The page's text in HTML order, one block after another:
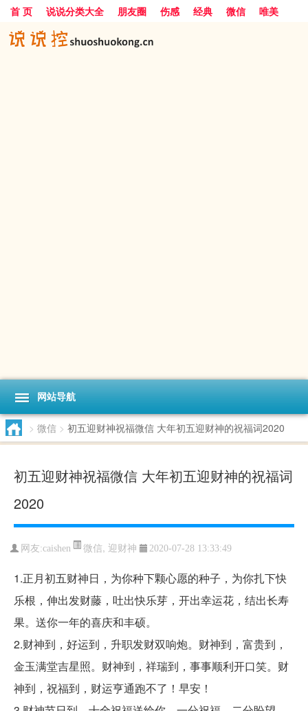
首 页 说说分类大全 朋友圈 伤感 经典 微信
唯美
励志
爱情 搞笑
网站导航
> 微信 > 初五迎财神祝福微信 大年初五迎财神的祝福词2020
初五迎财神祝福微信 大年初五迎财神的祝福词
2020
网友:caishen 微信, 迎财神 2020-07-28 13:33:49
1.正月初五财神日，为你种下颗心愿的种子，为你扎下快
乐根，伸出发财藤，吐出快乐芽，开出幸运花，结出长寿
果。送你一年的喜庆和丰硕。
2.财神到，好运到，升职发财双响炮。财神到，富贵到，
金玉满堂吉星照。财神到，祥瑞到，事事顺利开口笑。财
神到，祝福到，财运亨通跑不了！早安！